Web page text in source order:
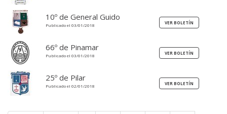
10º de General Guido
Publicado el 03/01/2018
66º de Pinamar
Publicado el 03/01/2018
25º de Pilar
Publicado el 02/01/2018